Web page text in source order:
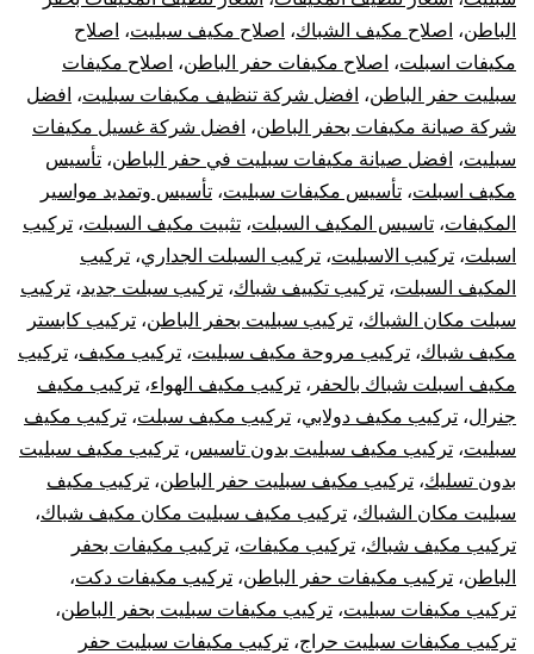
الباطن
سبليت
مركزي
دولابي
شباك
كونسيلد
الباطن، اصلاح مكيف الشباك، اصلاح مكيف سبليت، اصلاح
مكيفات اسبلت، اصلاح مكيفات حفر الباطن، اصلاح مكيفات
سبليت حفر الباطن، افضل شركة تنظيف مكيفات سبليت، افضل
شركة صيانة مكيفات بحفر الباطن، افضل شركة غسيل مكيفات
سبليت، افضل صيانة مكيفات سبليت في حفر الباطن، تأسيس
مكيف اسبلت، تأسيس مكيفات سبليت، تأسيس وتمديد مواسير
المكيفات، تاسيس المكيف السبلت، تثبيت مكيف السبلت، تركيب
اسبلت، تركيب الاسبليت، تركيب السبلت الجداري، تركيب
المكيف السبلت، تركيب تكييف شباك، تركيب سبلت جديد، تركيب
سبلت مكان الشباك، تركيب سبليت بحفر الباطن، تركيب كابستر
مكيف شباك، تركيب مروحة مكيف سبليت، تركيب مكيف، تركيب
مكيف اسبلت شباك بالحفر ، تركيب مكيف الهواء، تركيب مكيف
جنرال، تركيب مكيف دولابي، تركيب مكيف سبلت، تركيب مكيف
سبليت، تركيب مكيف سبليت بدون تاسيس، تركيب مكيف سبليت
بدون تسليك، تركيب مكيف سبليت حفر الباطن، تركيب مكيف
سبليت مكان الشباك، تركيب مكيف سبليت مكان مكيف شباك،
تركيب مكيف شباك، تركيب مكيفات، تركيب مكيفات بحفر
الباطن، تركيب مكيفات حفر الباطن، تركيب مكيفات دكت،
تركيب مكيفات سبليت، تركيب مكيفات سبليت بحفر الباطن،
تركيب مكيفات سبليت حراج، تركيب مكيفات سبليت حفر